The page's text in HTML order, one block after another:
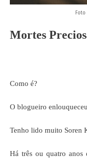
Foto
Mortes
Como é?
O blogueiro
Tenho lido muito Soren
Há três ou quatro anos